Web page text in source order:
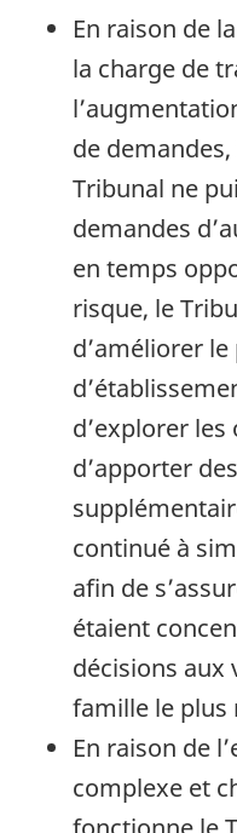
En raison de
la charge de
de
Tribunal ne
demandes
en temps
risque, le
d’améliorer
d’explorer
d’apporter
continué à
afin de
étaient
décisions aux
famille le plus
En raison de
complexe et